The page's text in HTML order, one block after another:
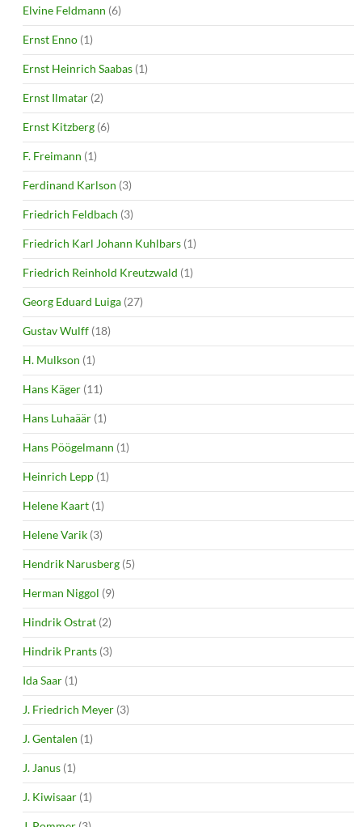
Elvine Feldmann (6)
Ernst Enno (1)
Ernst Heinrich Saabas (1)
Ernst Ilmatar (2)
Ernst Kitzberg (6)
F. Freimann (1)
Ferdinand Karlson (3)
Friedrich Feldbach (3)
Friedrich Karl Johann Kuhlbars (1)
Friedrich Reinhold Kreutzwald (1)
Georg Eduard Luiga (27)
Gustav Wulff (18)
H. Mulkson (1)
Hans Käger (11)
Hans Luhaäär (1)
Hans Pöögelmann (1)
Heinrich Lepp (1)
Helene Kaart (1)
Helene Varik (3)
Hendrik Narusberg (5)
Herman Niggol (9)
Hindrik Ostrat (2)
Hindrik Prants (3)
Ida Saar (1)
J. Friedrich Meyer (3)
J. Gentalen (1)
J. Janus (1)
J. Kiwisaar (1)